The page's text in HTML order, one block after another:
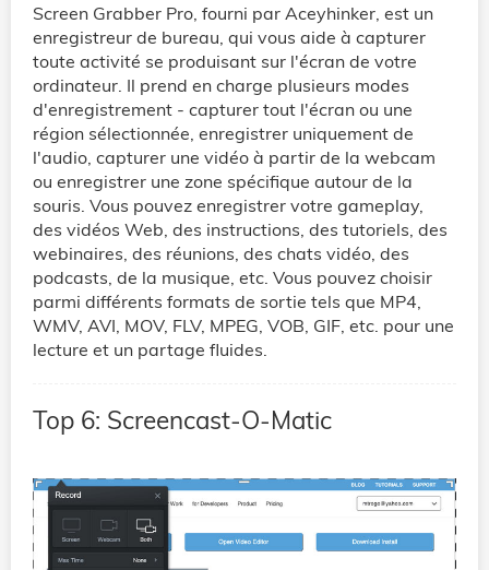
Screen Grabber Pro, fourni par Aceyhinker, est un
enregistreur de bureau, qui vous aide à capturer
toute activité se produisant sur l'écran de votre
ordinateur. Il prend en charge plusieurs modes
d'enregistrement - capturer tout l'écran ou une
région sélectionnée, enregistrer uniquement de
l'audio, capturer une vidéo à partir de la webcam
ou enregistrer une zone spécifique autour de la
souris. Vous pouvez enregistrer votre gameplay,
des vidéos Web, des instructions, des tutoriels, des
webinaires, des réunions, des chats vidéo, des
podcasts, de la musique, etc. Vous pouvez choisir
parmi différents formats de sortie tels que MP4,
WMV, AVI, MOV, FLV, MPEG, VOB, GIF, etc. pour une
lecture et un partage fluides.
Top 6: Screencast-O-Matic